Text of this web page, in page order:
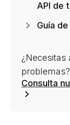
API de
Guía
¿Necesitas
problemas?
Consulta